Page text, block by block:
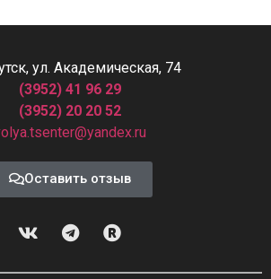
ул. Академическая, 74
(3952) 41 96 29
(3952) 20 20 52
Оставить отзыв